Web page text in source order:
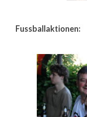
Fussballaktionen: